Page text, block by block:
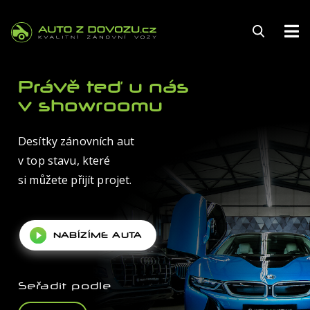
KARIÉRA
AUTOSERVIS
Právě teď u nás
v showroomu
Desítky zánovních aut
v top stavu, které
si můžete přijít projet.
NABÍZÍME AUTA
Seřadit podle